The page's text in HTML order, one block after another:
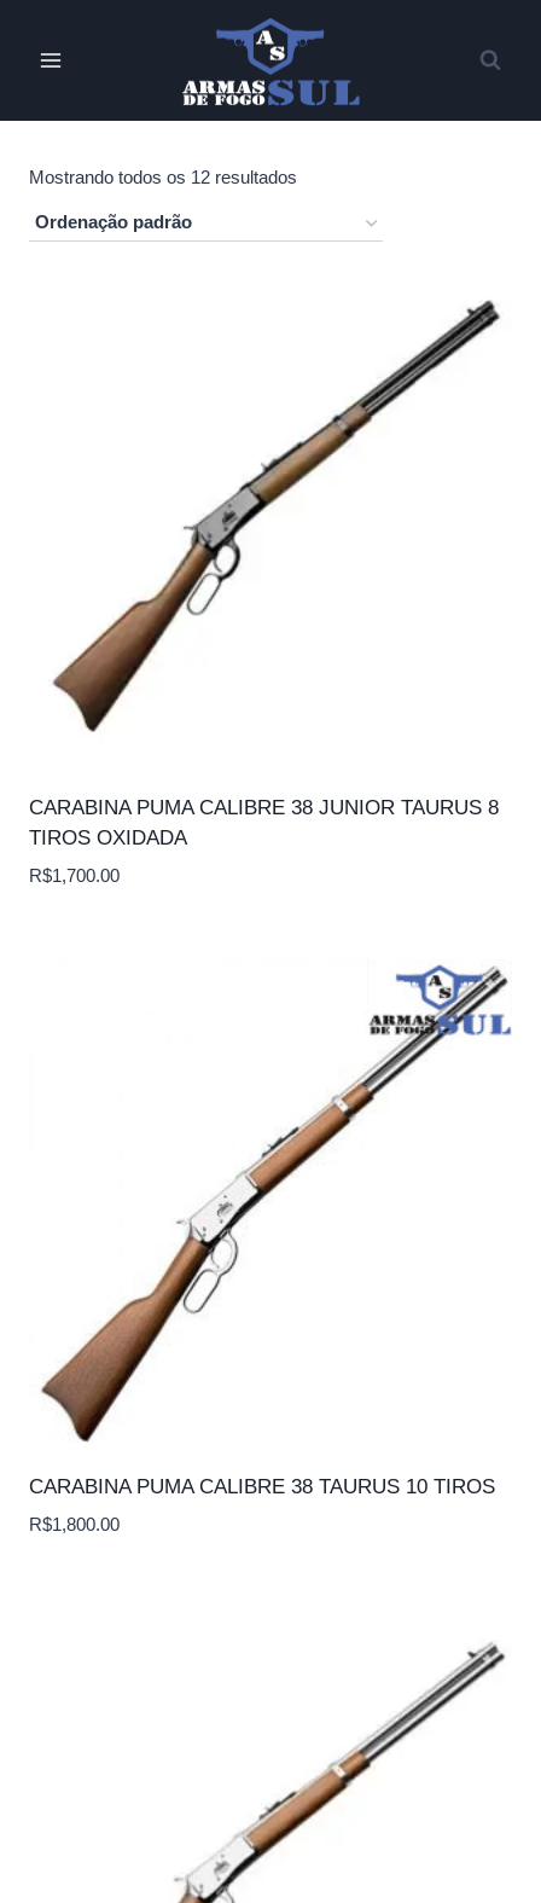
Mostrando todos os 12 resultados
CARABINA PUMA CALIBRE 38 JUNIOR TAURUS 8
TIROS OXIDADA
R$1,700.00
CARABINA PUMA CALIBRE 38 TAURUS 10 TIROS
R$1,800.00